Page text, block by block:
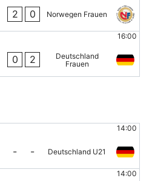
2 0 Norwegen Frauen
16:00
0 2
Deutschland
Frauen
14:00
- - Deutschland U21
14:00